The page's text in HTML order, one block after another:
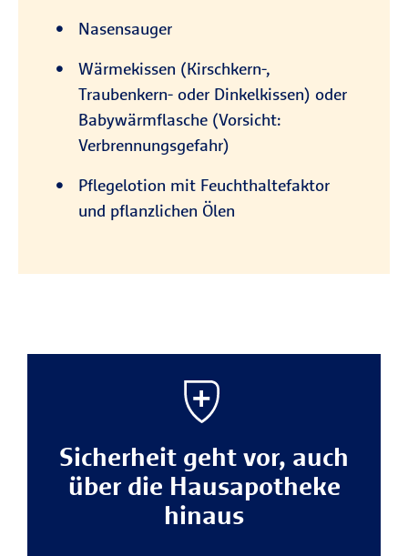
Nasensauger
Wärmekissen (Kirschkern-,
Traubenkern- oder Dinkelkissen) oder
Babywärmflasche (Vorsicht:
Verbrennungsgefahr)
Pflegelotion mit Feuchthaltefaktor
und pflanzlichen Ölen
Sicherheit geht vor, auch
über die Hausapotheke
hinaus